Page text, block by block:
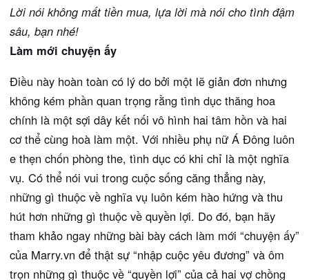
Lời nói không mất tiền mua, lựa lời mà nói cho tình đậm
sâu, bạn nhé!
Làm mới chuyện ấy
Điều này hoàn toàn có lý do bởi một lẽ giản đơn nhưng
không kém phần quan trọng rằng tình dục thăng hoa
chính là một sợi dây kết nối vô hình hai tâm hồn và hai
cơ thể cùng hoà làm một. Với nhiều phụ nữ Á Đông luôn
e thẹn chốn phòng the, tình dục có khi chỉ là một nghĩa
vụ. Có thể nói vui trong cuộc sống căng thẳng này,
những gì thuộc về nghĩa vụ luôn kém hào hứng và thu
hút hơn những gì thuộc về quyền lợi. Do đó, bạn hãy
tham khảo ngay những bài bày cách làm mới “chuyện ấy”
của Marry.vn để thật sự “nhập cuộc yêu đương” và ôm
trọn những gì thuộc về “quyền lợi” của cả hai vợ chồng